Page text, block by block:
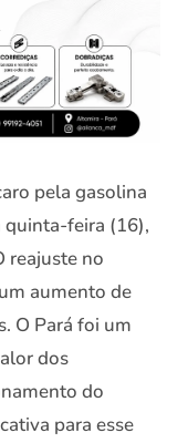
pela gasolina
quinta-feira (16),
reajuste no
aumento de
O Pará foi um
dos
do
para esse